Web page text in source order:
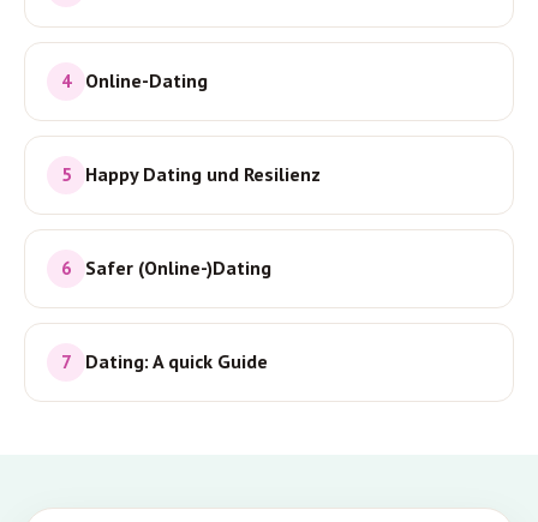
4 Online-Dating
5 Happy Dating und Resilienz
6 Safer (Online-)Dating
7 Dating: A quick Guide